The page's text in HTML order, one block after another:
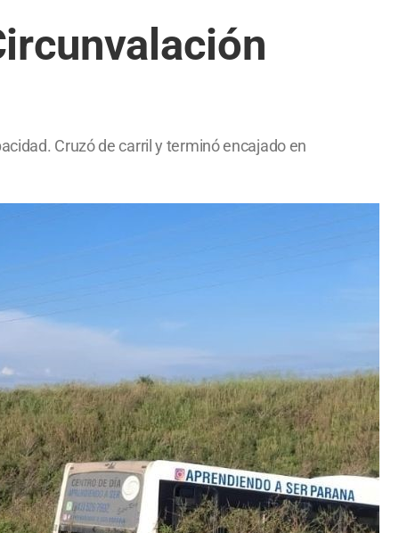
Cruzó de carril y terminó encajado en